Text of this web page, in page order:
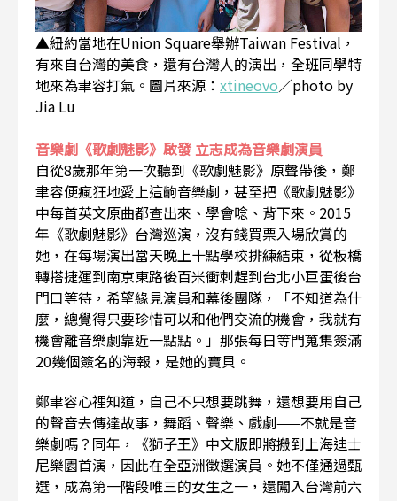
▲紐約當地在Union Square舉辦Taiwan Festival，
有來自台灣的美食，還有台灣人的演出，全班同學特
地來為聿容打氣。圖片來源： xtineovo／photo by
Jia Lu
音樂劇《歌劇魅影》啟發 立志成為音樂劇演員
自從8歲那年第一次聽到《歌劇魅影》原聲帶後，鄭
聿容便瘋狂地愛上這齣音樂劇，甚至把《歌劇魅影》
中每首英文原曲都查出來、學會唸、背下來。2015
年《歌劇魅影》台灣巡演，沒有錢買票入場欣賞的
她，在每場演出當天晚上十點學校排練結束，從板橋
轉搭捷運到南京東路後百米衝刺趕到台北小巨蛋後台
門口等待，希望緣見演員和幕後團隊，「不知道為什
麼，總覺得只要珍惜可以和他們交流的機會，我就有
機會離音樂劇靠近一點點。」那張每日等門蒐集簽滿
20幾個簽名的海報，是她的寶貝。
鄭聿容心裡知道，自己不只想要跳舞，還想要用自己
的聲音去傳達故事，舞蹈、聲樂、戲劇——不就是音
樂劇嗎？同年，《獅子王》中文版即將搬到上海迪士
尼樂園首演，因此在全亞洲徵選演員。她不僅通過甄
選，成為第一階段唯三的女生之一，還闖入台灣前六